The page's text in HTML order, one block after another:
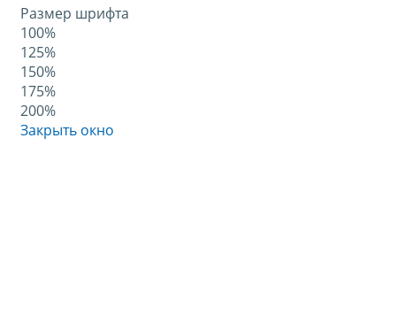
Размер шрифта
100%
125%
150%
175%
200%
Закрыть окно